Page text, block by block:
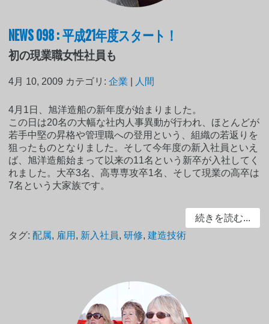
NEWS 098 : 平成21年度スタート！
初の現業職女性社員も
4月 10, 2009 カテゴリ:企業 人間
4月1日、旭洋造船の新年度が始まりました。
この日は20名の大幅な社内人事異動が行われ、ほとんどが
若手中堅の昇格や管理職への登用という、組織の若返りを
狙ったものとなりました。そして今年度の新入社員といえ
ば、旭洋造船始まって以来の11名という新卒が入社してく
れました。大卒3名、高専専攻卒1名、そして現業の高卒は
7名という大家族です。
続きを読む...
タグ: 配属, 雇用 , 新入社員,研修,建造技術